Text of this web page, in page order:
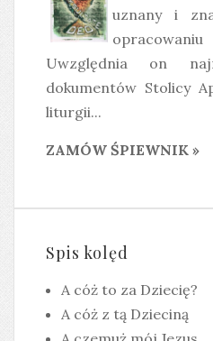
uznany i
Uwzględnia on
dokumentów Stolicy
liturgii...
ZAMÓW ŚPIEWNIK »
Spis kolęd
A cóż to za Dziecię?
A cóż z tą Dzieciną